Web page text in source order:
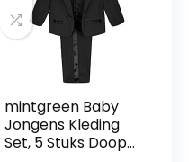
mintgreen Baby
Jongens Kleding
Set, 5 Stuks Doop